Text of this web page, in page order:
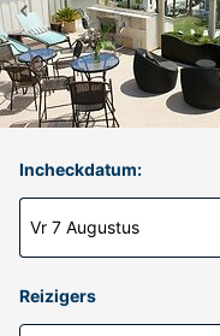
Incheckdatum:
Vr 7 Augustus
Reizigers